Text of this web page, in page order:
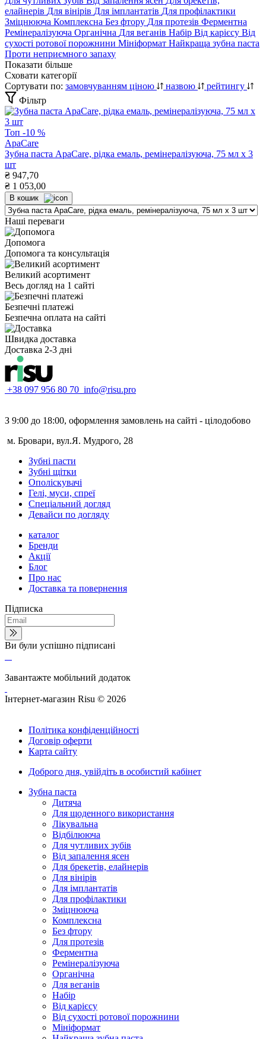
елайнерів Для вінірів Для імплантатів Для профілактики
Зміцнююча Комплексна Без фтору Для протезів Ферментна
Ремінералізуюча Органічна Для веганів Набір Від карієсу Від
сухості ротової порожнини Мініформат Найкраща зубна паста
Проти неприємного запаху
Показати більше
Сховати категорії
Сортувати по: замовчуванням ціною назвою
рейтингу
Фільтр
Топ -10 %
ApaCare
Зубна паста ApaCare, рідка емаль, ремінералізуюча, 75 мл х 3
шт
₴ 947,70
₴ 1 053,00
В кошик
Наші переваги
Допомога
Допомога та консультація
Великий асортимент
Весь догляд на 1 сайті
Безпечні платежі
Безпечна оплата на сайті
Швидка доставка
Доставка 2-3 дні
+38 097 956 80 70 info@risu.pro
З 9:00 до 18:00, оформлення замовлень на сайті - цілодобово
м. Бровари, вул.Я. Мудрого, 28
Зубні пасти
Зубні щітки
Ополіскувачі
Гелі, муси, спреї
Спеціальний догляд
Девайси по догляду
каталог
Бренди
Акції
Блог
Про нас
Доставка та повернення
Підписка
Ви були успішно підписані
Завантажте мобільний додаток
Інтернет-магазин Risu © 2026
Політика конфіденційності
Договір оферти
Карта сайту
Доброго дня, увійдіть в особистий кабінет
Зубна паста
Дитяча
Для щоденного використання
Лікувальна
Відбілююча
Для чутливих зубів
Від запалення ясен
Для брекетів, елайнерів
Для вінірів
Для імплантатів
Для профілактики
Зміцнююча
Комплексна
Без фтору
Для протезів
Ферментна
Ремінералізуюча
Органічна
Для веганів
Набір
Від карієсу
Від сухості ротової порожнини
Мініформат